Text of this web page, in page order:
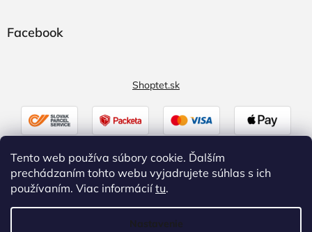
Tento web používa súbory cookie. Ďalším
prechádzaním tohto webu vyjadrujete súhlas s ich
používaním. Viac informáciítu.
Nastavenie
Facebook
Shoptet.sk
Vytvoril Shoptet|Upravil Balkys